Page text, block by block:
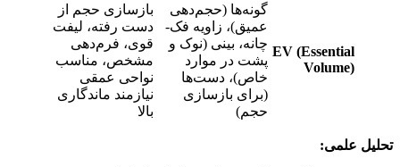
EV (Essential
Volume)
گونه‌ها (حجم‌دهی
عمیق)، زاویه فک-
چانه، بینی (نوک و
پشت در موارد
خاص)، دست‌ها
(برای بازسازی
حجم)
بازسازی حجم از
دست رفته، لیفت
قوی، فرم‌دهی
مشخص، مناسب
نواحی عمقی
نیازمند ماندگاری
بالا
تحلیل علمی: